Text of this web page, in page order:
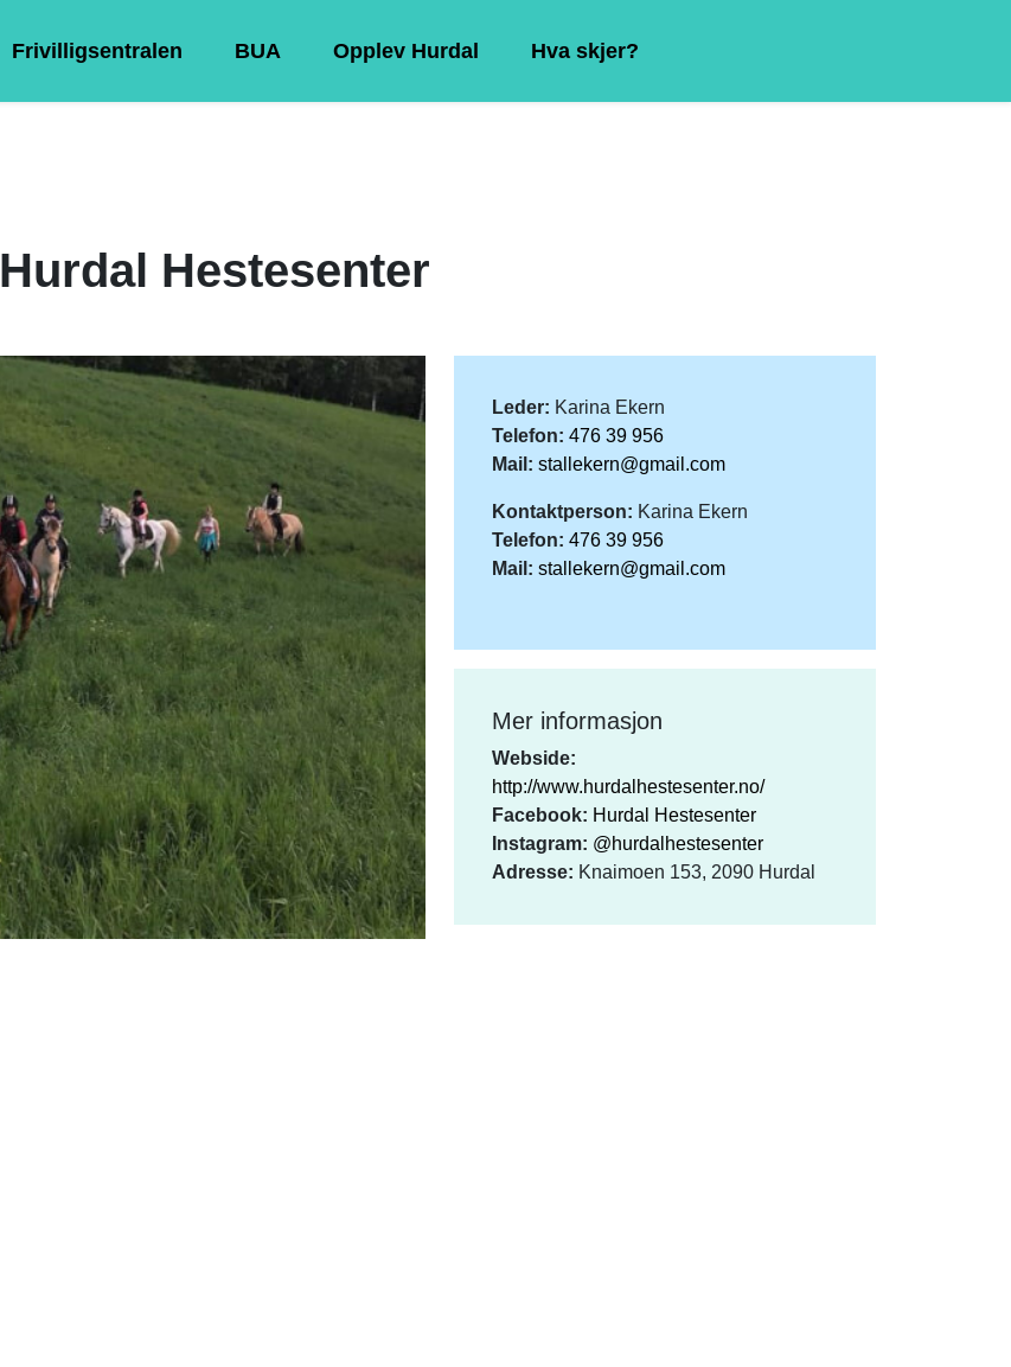
Frivilligsentralen BUA Opplev Hurdal Hva skjer?
Hurdal Hestesenter
Leder: Karina Ekern
Telefon: 476 39 956
Mail: stallekern@gmail.com
Kontaktperson: Karina Ekern
Telefon: 476 39 956
Mail: stallekern@gmail.com
Mer informasjon
Webside:
http://www.hurdalhestesenter.no/
Facebook: Hurdal Hestesenter
Instagram: @hurdalhestesenter
Adresse: Knaimoen 153, 2090 Hurdal